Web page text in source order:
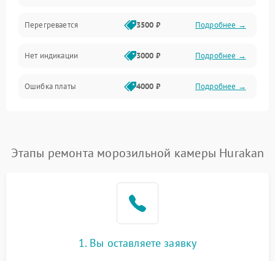
Перегревается 3500 ₽ Подробнее →
Нет индикации 3000 ₽ Подробнее →
Ошибка платы 4000 ₽ Подробнее →
Этапы ремонта морозильной камеры Hurakan
1. Вы оставляете заявку